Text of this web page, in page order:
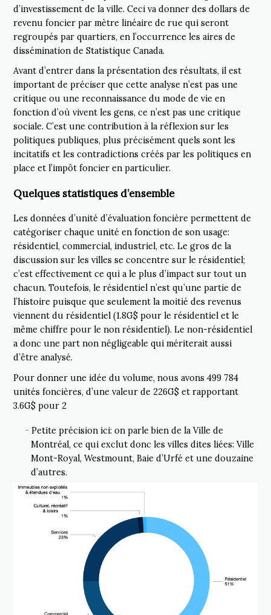
d’investissement de la ville. Ceci va donner des dollars de
revenu foncier par mètre linéaire de rue qui seront
regroupés par quartiers, en l’occurrence les aires de
dissémination de Statistique Canada.
Avant d’entrer dans la présentation des résultats, il est
important de préciser que cette analyse n’est pas une
critique ou une reconnaissance du mode de vie en
fonction d’où vivent les gens, ce n’est pas une critique
sociale. C’est une contribution à la réflexion sur les
politiques publiques, plus précisément quels sont les
incitatifs et les contradictions créés par les politiques en
place et l’impôt foncier en particulier.
Quelques statistiques d’ensemble
Les données d’unité d’évaluation foncière permettent de
catégoriser chaque unité en fonction de son usage:
résidentiel, commercial, industriel, etc. Le gros de la
discussion sur les villes se concentre sur le résidentiel;
c’est effectivement ce qui a le plus d’impact sur tout un
chacun. Toutefois, le résidentiel n’est qu’une partie de
l’histoire puisque que seulement la moitié des revenus
viennent du résidentiel (1.8G$ pour le résidentiel et le
même chiffre pour le non résidentiel). Le non-résidentiel
a donc une part non négligeable qui mériterait aussi
d’être analysé.
Pour donner une idée du volume, nous avons 499 784
unités foncières, d’une valeur de 226G$ et rapportant
3.6G$ pour 2
Petite précision ici: on parle bien de la Ville de
Montréal, ce qui exclut donc les villes dites liées: Ville
Mont-Royal, Westmount, Baie d’Urfé et une douzaine
d’autres.